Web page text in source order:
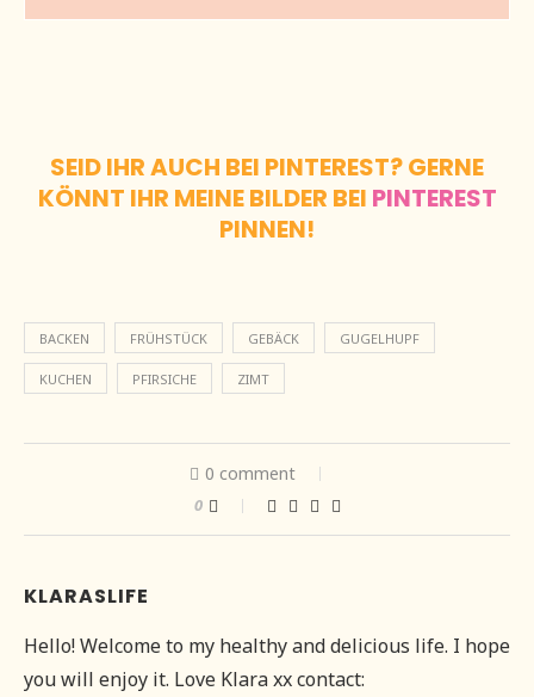
SEID IHR AUCH BEI PINTEREST? GERNE
KÖNNT IHR MEINE BILDER BEI PINTEREST
PINNEN!
BACKEN FRÜHSTÜCK GEBÄCK GUGELHUPF
KUCHEN PFIRSICHE ZIMT
0 comment
0
KLARASLIFE
Hello! Welcome to my healthy and delicious life. I hope
you will enjoy it. Love Klara xx contact: